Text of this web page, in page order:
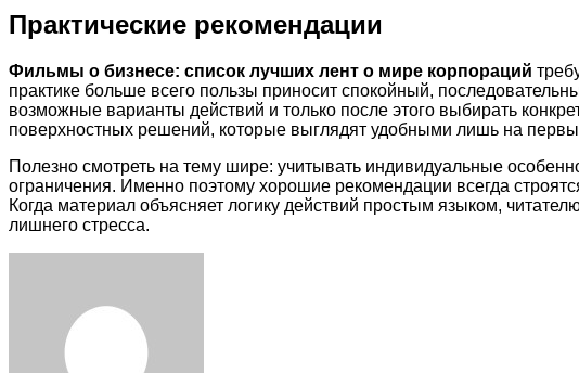
Практические рекомендации
Фильмы о бизнесе: список лучших лент о мире корпораций
практике больше всего пользы приносит спокойный,
возможные варианты действий и только после этого выбирать
поверхностных решений, которые выглядят удобными лишь на
Полезно смотреть на тему шире: учитывать индивидуальные
ограничения. Именно поэтому хорошие рекомендации всегда
Когда материал объясняет логику действий простым языком,
лишнего стресса.